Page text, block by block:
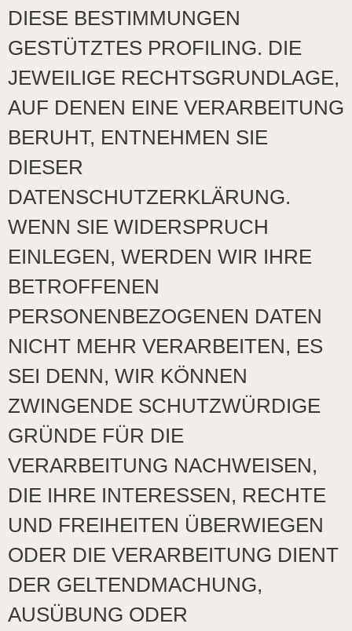
DIESE BESTIMMUNGEN
GESTÜTZTES PROFILING. DIE
JEWEILIGE RECHTSGRUNDLAGE,
AUF DENEN EINE VERARBEITUNG
BERUHT, ENTNEHMEN SIE
DIESER
DATENSCHUTZERKLÄRUNG.
WENN SIE WIDERSPRUCH
EINLEGEN, WERDEN WIR IHRE
BETROFFENEN
PERSONENBEZOGENEN DATEN
NICHT MEHR VERARBEITEN, ES
SEI DENN, WIR KÖNNEN
ZWINGENDE SCHUTZWÜRDIGE
GRÜNDE FÜR DIE
VERARBEITUNG NACHWEISEN,
DIE IHRE INTERESSEN, RECHTE
UND FREIHEITEN ÜBERWIEGEN
ODER DIE VERARBEITUNG DIENT
DER GELTENDMACHUNG,
AUSÜBUNG ODER